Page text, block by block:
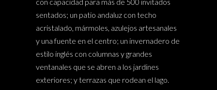
con capacidad para más de 500 invitados
sentados; un patio andaluz con techo
acristalado, mármoles, azulejos artesanales
y una fuente en el centro; un invernadero de
estilo inglés con columnas y grandes
ventanales que se abren a los jardines
exteriores; y terrazas que rodean el lago.